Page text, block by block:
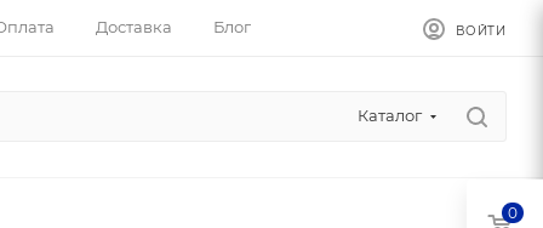
Доставка Блог ВОЙТИ
Каталог
0